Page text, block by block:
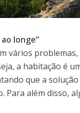
longe”
vários
a habitação é
que a
Para além disso,